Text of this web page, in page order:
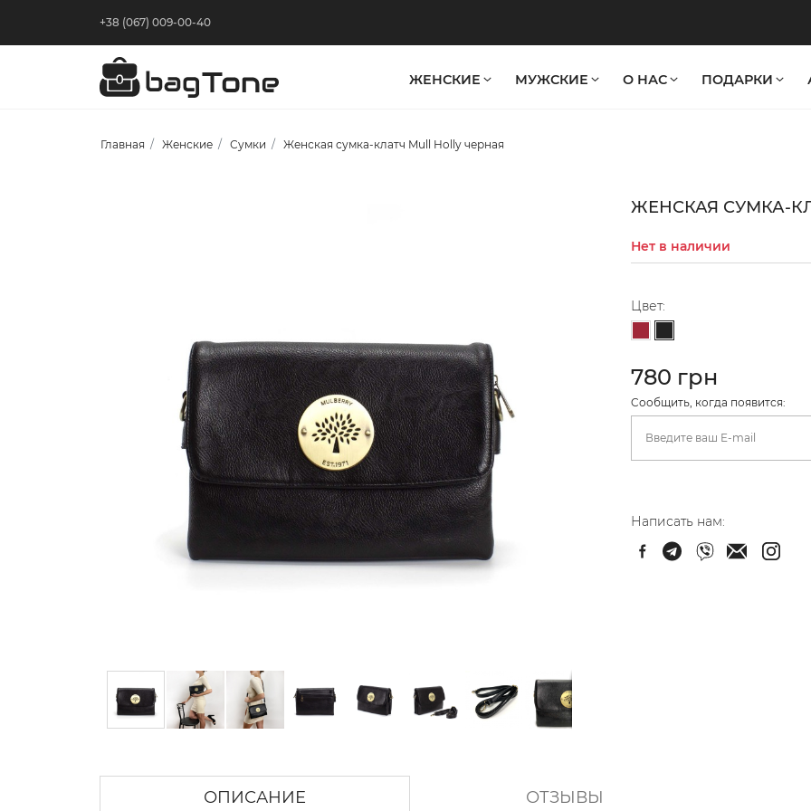
+38 (067) 009-00-40
ЖЕНСКИЕ МУЖСКИЕ О НАС ПОДАРКИ
Главная Женские Сумки Женская сумка-клатч Mull Holly черная
ЖЕНСКАЯ СУМКА-
Нет в наличии
Цвет:
780 грн
Cообщить, когда появится:
Написать нам:
ОПИСАНИЕ ОТЗЫВЫ